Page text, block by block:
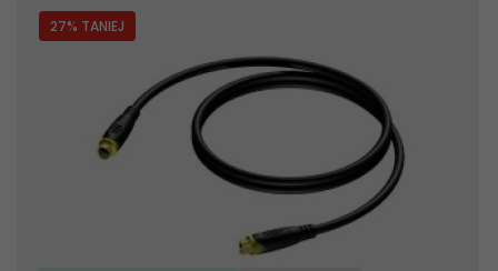
27% TANIEJ